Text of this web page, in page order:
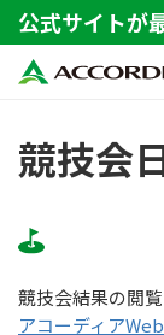
公式サイトが
競技会
競技会結果の閲覧
アコーディア